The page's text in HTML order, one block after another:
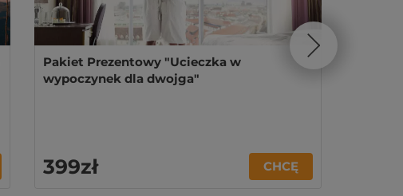
Pakiet Prezentowy "Ucieczka w
wypoczynek dla dwojga"
399zł CHCĘ